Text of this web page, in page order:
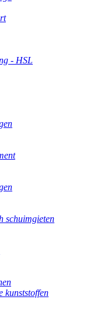
- HSL
schuimgieten
kunststoffen